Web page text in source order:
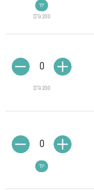
200 גרם
יח'
200 גרם
0
יח'
0